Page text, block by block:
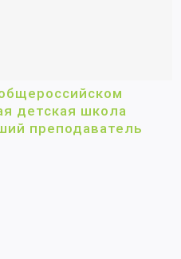
детская школа
преподаватель